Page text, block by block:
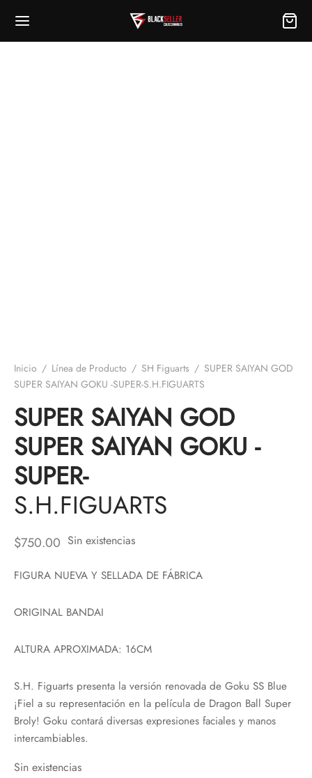
Inicio / Línea de Producto / SH Figuarts / SUPER SAIYAN GOD
SUPER SAIYAN GOKU -SUPER-S.H.FIGUARTS
SUPER SAIYAN GOD
SUPER SAIYAN GOKU -
SUPER-
S.H.FIGUARTS
Sin existencias
$750.00
FIGURA NUEVA Y SELLADA DE FÁBRICA
ORIGINAL BANDAI
ALTURA APROXIMADA: 16CM
S.H. Figuarts presenta la versión renovada de Goku SS Blue
¡Fiel a su representación en la película de Dragon Ball Super
Broly! Goku contará diversas expresiones faciales y manos
intercambiables.
Sin existencias